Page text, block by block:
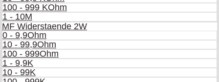
100 - 999 KOhm
1 - 10M
MF Widerstaende 2W
0 - 9,9Ohm
10 - 99,9Ohm
100 - 999Ohm
1 - 9,9K
10 - 99K